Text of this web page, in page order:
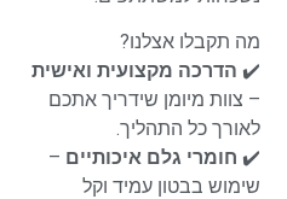
מה תקבלו אצלנו?
✔️ הדרכה מקצועית ואישית
– צוות מיומן שידריך אתכם
לאורך כל התהליך.
✔️ חומרי גלם איכותיים –
שימוש בבטון עמיד וקל